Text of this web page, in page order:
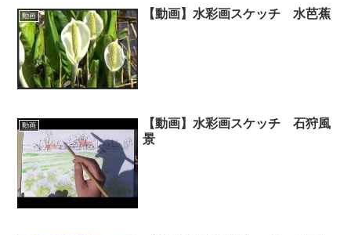
動画 【動画】水彩画スケッチ 水芭蕉
動画
【動画】水彩画スケッチ 石狩風
景